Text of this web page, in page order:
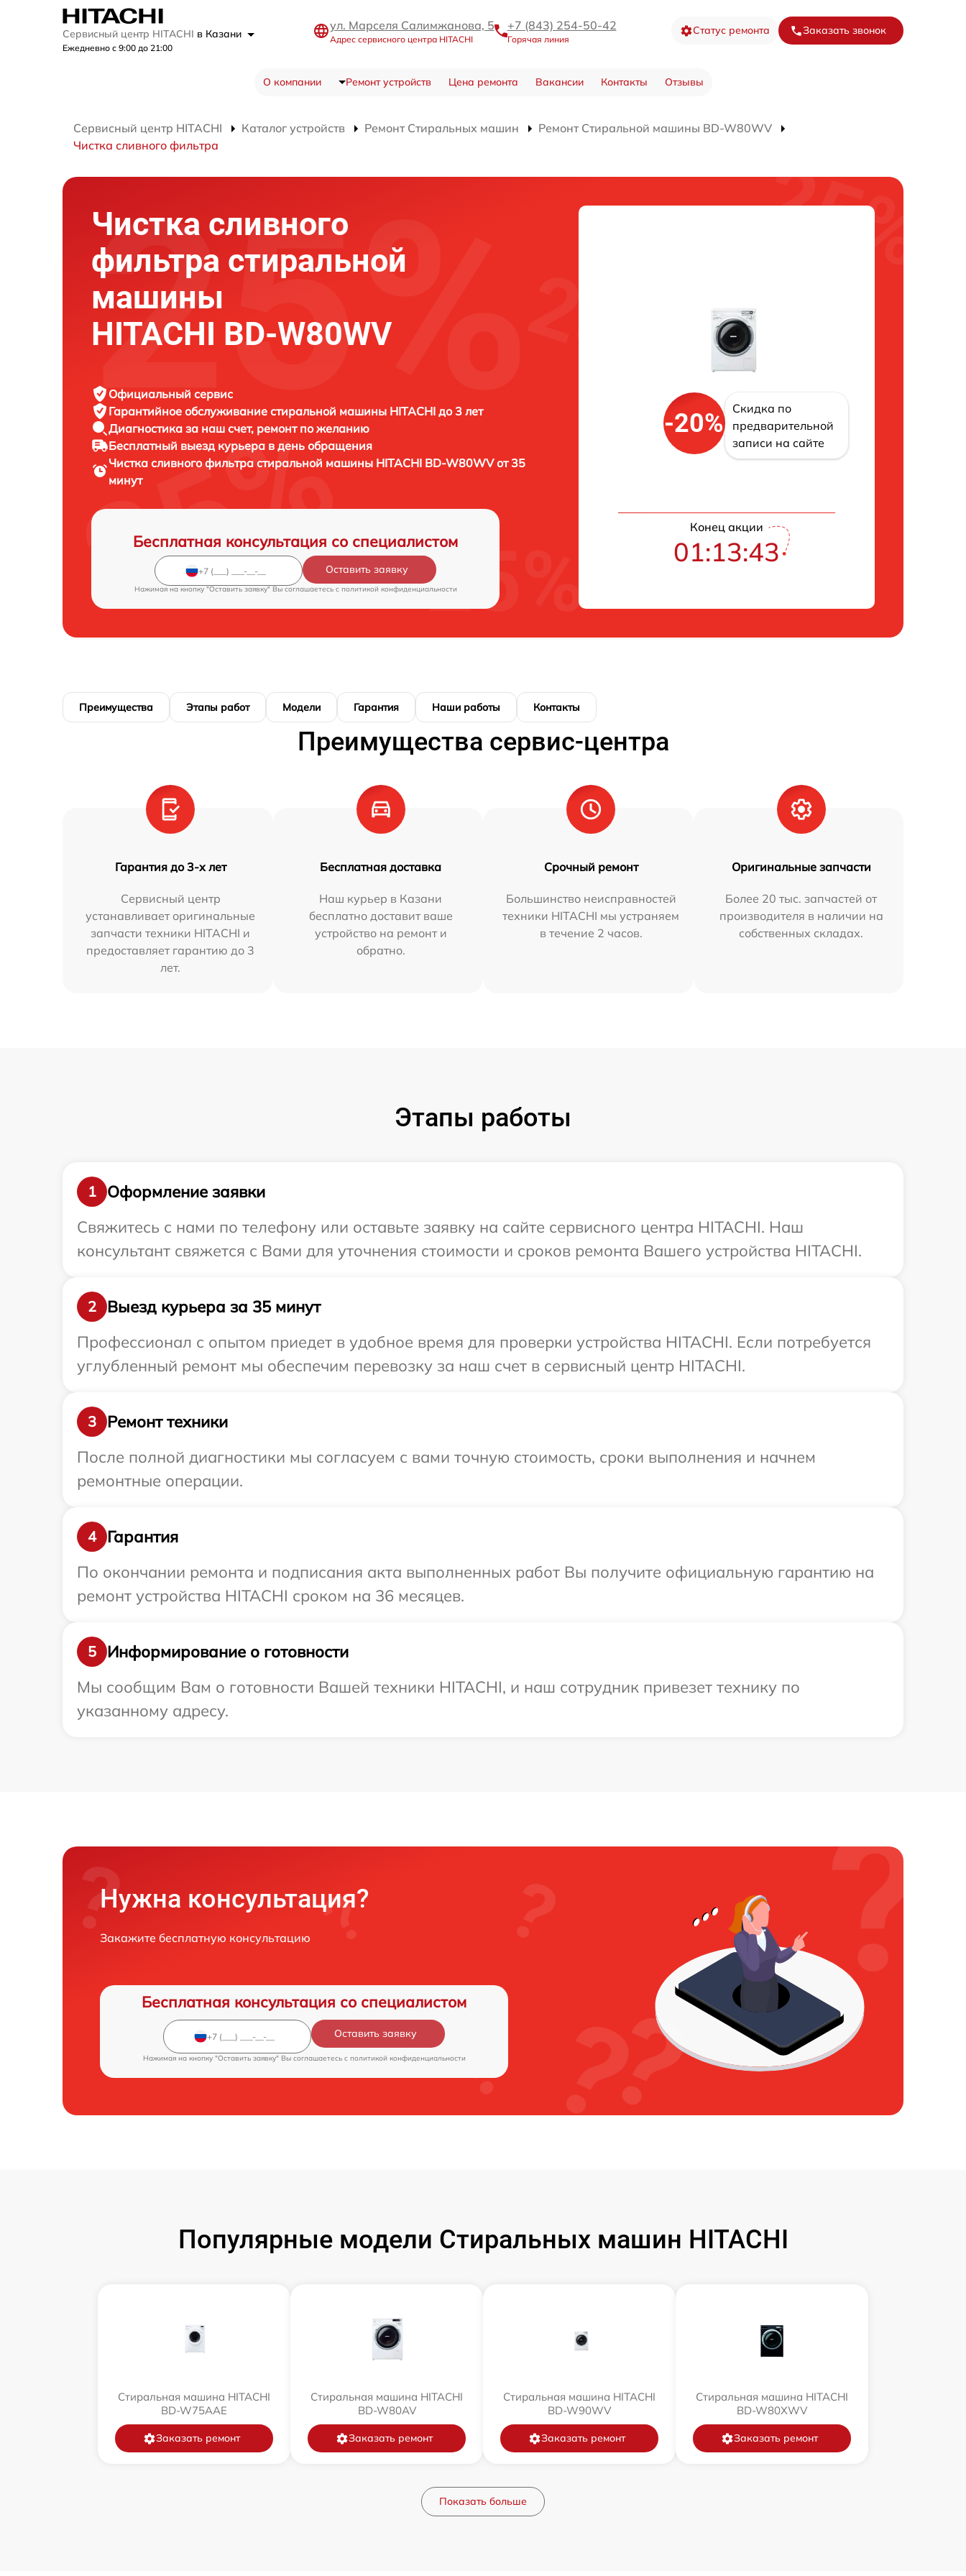
Сервисный центр HITACHI в Казани
Ежедневно с 9:00 до 21:00
ул. Марселя Салимжанова, 5
Адрес сервисного центра HITACHI
+7 (843) 254-50-42
Горячая линия
Статус ремонта Заказать звонок
О компании Ремонт устройств Цена ремонта Вакансии Контакты Отзывы
Сервисный центр HITACHI Каталог устройств Ремонт Стиральных машин
Ремонт Стиральной машины BD-W80WV
Чистка сливного фильтра
Чистка сливного
фильтра стиральной
машины
HITACHI BD-W80WV
Официальный сервис
Гарантийное обслуживание стиральной машины HITACHI до 3 лет
Диагностика за наш счет, ремонт по желанию
Бесплатный выезд курьера в день обращения
Чистка сливного фильтра стиральной машины HITACHI BD-W80WV от 35
минут
Бесплатная консультация со специалистом
Оставить заявку
Нажимая на кнопку "Оставить заявку" Вы соглашаетесь c политикой конфиденциальности
-20%
Скидка по
предварительной
записи на сайте
Конец акции
01:13:42
Преимущества Этапы работ Модели Гарантия Наши работы Контакты
Преимущества сервис-центра
Гарантия до 3-х лет
Сервисный центр
устанавливает оригинальные
запчасти техники HITACHI и
предоставляет гарантию до 3
лет.
Бесплатная доставка
Наш курьер в Казани
бесплатно доставит ваше
устройство на ремонт и
обратно.
Срочный ремонт
Большинство неисправностей
техники HITACHI мы устраняем
в течение 2 часов.
Оригинальные запчасти
Более 20 тыс. запчастей от
производителя в наличии на
собственных складах.
Этапы работы
1
Оформление заявки
Свяжитесь с нами по телефону или оставьте заявку на сайте сервисного центра HITACHI. Наш
консультант свяжется с Вами для уточнения стоимости и сроков ремонта Вашего устройства HITACHI.
2
Выезд курьера за 35 минут
Профессионал с опытом приедет в удобное время для проверки устройства HITACHI. Если потребуется
углубленный ремонт мы обеспечим перевозку за наш счет в сервисный центр HITACHI.
3
Ремонт техники
После полной диагностики мы согласуем с вами точную стоимость, сроки выполнения и начнем
ремонтные операции.
4
Гарантия
По окончании ремонта и подписания акта выполненных работ Вы получите официальную гарантию на
ремонт устройства HITACHI сроком на 36 месяцев.
5
Информирование о готовности
Мы сообщим Вам о готовности Вашей техники HITACHI, и наш сотрудник привезет технику по
указанному адресу.
Нужна консультация?
Закажите бесплатную консультацию
Бесплатная консультация со специалистом
Оставить заявку
Нажимая на кнопку "Оставить заявку" Вы соглашаетесь c политикой конфиденциальности
Популярные модели Стиральных машин HITACHI
Стиральная машина HITACHI
BD-W75AAE
Заказать ремонт
Стиральная машина HITACHI
BD-W80AV
Заказать ремонт
Стиральная машина HITACHI
BD-W90WV
Заказать ремонт
Стиральная машина HITACHI
BD-W80XWV
Заказать ремонт
Показать больше